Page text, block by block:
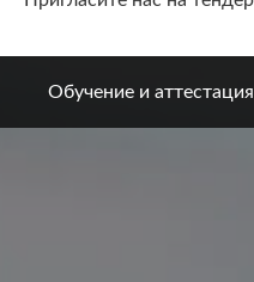
Обучение и аттестация